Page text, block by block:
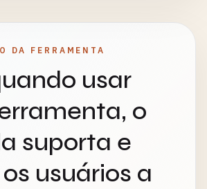
DA FERRAMENTA
usar
o
suporta e
usuários a